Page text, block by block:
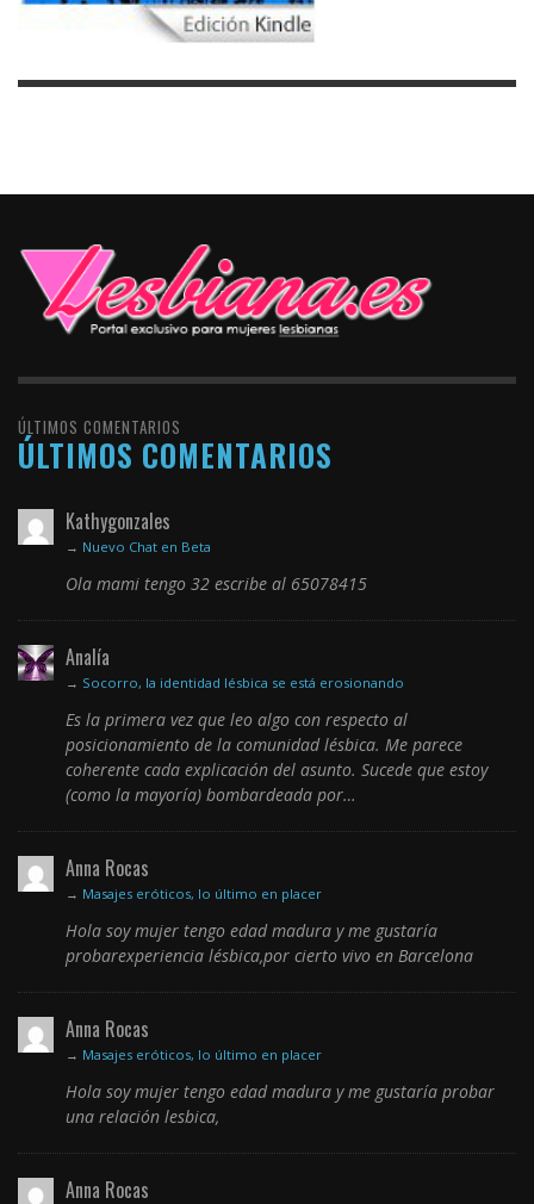
ÚLTIMOS COMENTARIOS
ÚLTIMOS COMENTARIOS
Kathygonzales
→ Nuevo Chat en Beta
Ola mami tengo 32 escribe al 65078415
Analía
→ Socorro, la identidad lésbica se está erosionando
Es la primera vez que leo algo con respecto al
posicionamiento de la comunidad lésbica. Me parece
coherente cada explicación del asunto. Sucede que estoy
(como la mayoría) bombardeada por…
Anna Rocas
→ Masajes eróticos, lo último en placer
Hola soy mujer tengo edad madura y me gustaría
probarexperiencia lésbica,por cierto vivo en Barcelona
Anna Rocas
→ Masajes eróticos, lo último en placer
Hola soy mujer tengo edad madura y me gustaría probar
una relación lesbica,
Anna Rocas